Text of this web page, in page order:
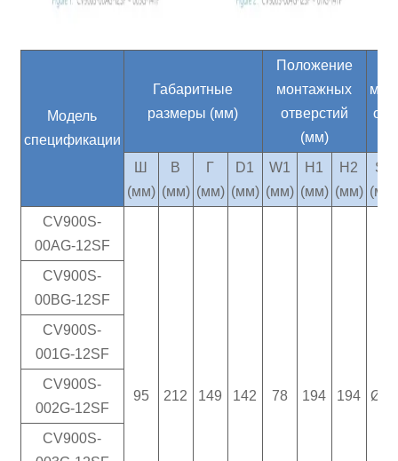
Модель
спецификации
Габаритные
размеры (мм)
Положение
монтажных
отверстий
(мм)
Ш
(мм)
В
(мм)
Г
(мм)
D1
(мм)
W1
(мм)
H1
(мм)
H2
(мм)
S1
(мм)
CV900S-
00AG-12SF
95 212 149 142 78 194 194 Ø10
CV900S-
00BG-12SF
CV900S-
001G-12SF
CV900S-
002G-12SF
CV900S-